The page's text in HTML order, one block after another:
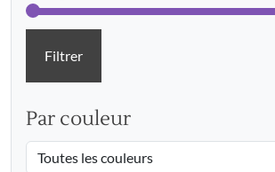
Filtrer
Par couleur